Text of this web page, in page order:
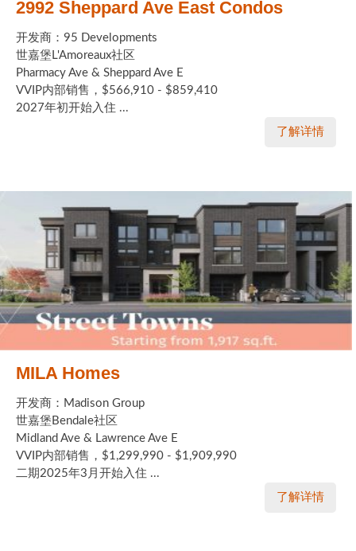
2992 Sheppard Ave East Condos
开发商：95 Developments
世嘉堡L'Amoreaux社区
Pharmacy Ave & Sheppard Ave E
VVIP内部销售，$566,910 - $859,410
2027年初开始入住 ...
了解详情
MILA Homes
开发商：Madison Group
世嘉堡Bendale社区
Midland Ave & Lawrence Ave E
VVIP内部销售，$1,299,990 - $1,909,990
二期2025年3月开始入住 ...
了解详情